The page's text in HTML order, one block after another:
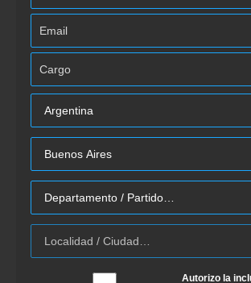
Autorizo la